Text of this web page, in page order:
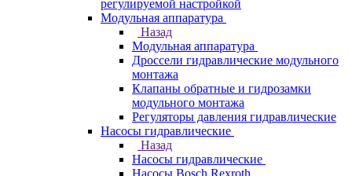
регулируемой настройкой
Модульная аппаратура
Назад
Модульная аппаратура
Дроссели гидравлические модульного
монтажа
Клапаны обратные и гидрозамки
модульного монтажа
Регуляторы давления гидравлические
Насосы гидравлические
Назад
Насосы гидравлические